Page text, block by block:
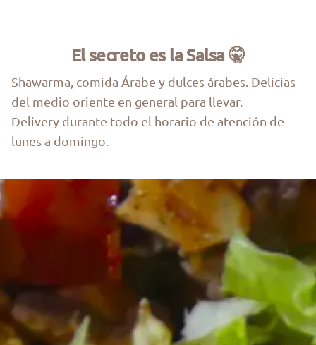
El secreto es la Salsa 🤫
Shawarma, comida Árabe y dulces árabes. Delicias
del medio oriente en general para llevar.
Delivery durante todo el horario de atención de
lunes a domingo.